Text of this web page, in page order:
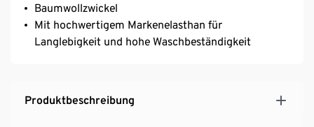
Baumwollzwickel
Mit hochwertigem Markenelasthan für
Langlebigkeit und hohe Waschbeständigkeit
Produktbeschreibung